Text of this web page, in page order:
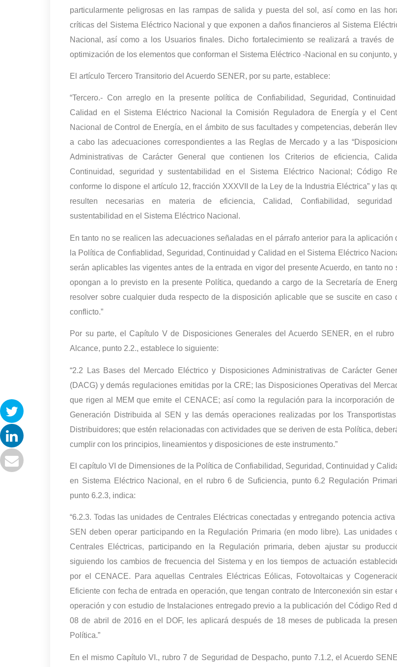
particularmente peligrosas en las rampas de salida y puesta del sol, así como en las
críticas del Sistema Eléctrico Nacional y que exponen a daños financieros al Sistema
Nacional, así como a los Usuarios finales. Dicho fortalecimiento se realizará a través de
optimización de los elementos que conforman el Sistema Eléctrico -Nacional en su conjunto, y
El artículo Tercero Transitorio del Acuerdo SENER, por su parte, establece:
“Tercero.- Con arreglo en la presente política de Confiabilidad, Seguridad,
Calidad en el Sistema Eléctrico Nacional la Comisión Reguladora de Energía y el
Nacional de Control de Energía, en el ámbito de sus facultades y competencias, deberán
a cabo las adecuaciones correspondientes a las Reglas de Mercado y a las
Administrativas de Carácter General que contienen los Criterios de eficiencia,
Continuidad, seguridad y sustentabilidad en el Sistema Eléctrico Nacional; Código
conforme lo dispone el artículo 12, fracción XXXVII de la Ley de la Industria Eléctrica” y las
resulten necesarias en materia de eficiencia, Calidad, Confiabilidad,
sustentabilidad en el Sistema Eléctrico Nacional.
En tanto no se realicen las adecuaciones señaladas en el párrafo anterior para la aplicación
la Política de Confiablidad, Seguridad, Continuidad y Calidad en el Sistema Eléctrico
serán aplicables las vigentes antes de la entrada en vigor del presente Acuerdo, en tanto no
opongan a lo previsto en la presente Política, quedando a cargo de la Secretaría de
resolver sobre cualquier duda respecto de la disposición aplicable que se suscite en caso
conflicto.”
Por su parte, el Capítulo V de Disposiciones Generales del Acuerdo SENER, en el rubro
Alcance, punto 2.2., establece lo siguiente:
“2.2 Las Bases del Mercado Eléctrico y Disposiciones Administrativas de Carácter
(DACG) y demás regulaciones emitidas por la CRE; las Disposiciones Operativas del
que rigen al MEM que emite el CENACE; así como la regulación para la incorporación de
Generación Distribuida al SEN y las demás operaciones realizadas por los
Distribuidores; que estén relacionadas con actividades que se deriven de esta Política,
cumplir con los principios, lineamientos y disposiciones de este instrumento.”
El capítulo VI de Dimensiones de la Política de Confiabilidad, Seguridad, Continuidad y
en Sistema Eléctrico Nacional, en el rubro 6 de Suficiencia, punto 6.2 Regulación
punto 6.2.3, indica:
“6.2.3. Todas las unidades de Centrales Eléctricas conectadas y entregando potencia activa
SEN deben operar participando en la Regulación Primaria (en modo libre). Las unidades
Centrales Eléctricas, participando en la Regulación primaria, deben ajustar su
siguiendo los cambios de frecuencia del Sistema y en los tiempos de actuación
por el CENACE. Para aquellas Centrales Eléctricas Eólicas, Fotovoltaicas y
Eficiente con fecha de entrada en operación, que tengan contrato de Interconexión sin estar
operación y con estudio de Instalaciones entregado previo a la publicación del Código Red
08 de abril de 2016 en el DOF, les aplicará después de 18 meses de publicada la
Política.”
En el mismo Capítulo VI., rubro 7 de Seguridad de Despacho, punto 7.1.2, el Acuerdo